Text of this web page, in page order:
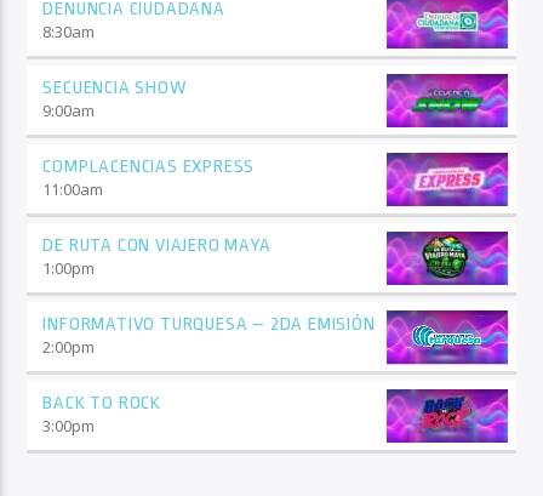
DENUNCIA CIUDADANA
8:30am
SECUENCIA SHOW
9:00am
COMPLACENCIAS EXPRESS
11:00am
DE RUTA CON VIAJERO MAYA
1:00pm
INFORMATIVO TURQUESA – 2DA EMISIÓN
2:00pm
BACK TO ROCK
3:00pm